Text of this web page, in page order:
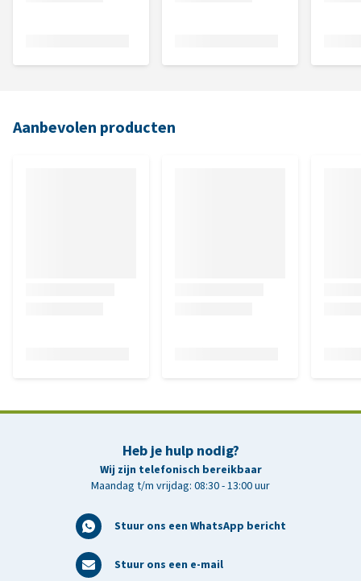
Aanbevolen producten
Heb je hulp nodig?
Wij zijn telefonisch bereikbaar
Maandag t/m vrijdag: 08:30 - 13:00 uur
Stuur ons een WhatsApp bericht
Stuur ons een e-mail